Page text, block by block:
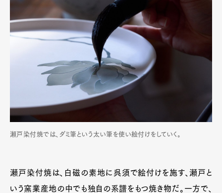
瀬戸染付焼では、ダミ筆という太い筆を使い絵付けをしていく。
瀬戸染付焼は、白磁の素地に呉須で絵付けを施す、瀬戸と
いう窯業産地の中でも独自の系譜をもつ焼き物だ。一方で、